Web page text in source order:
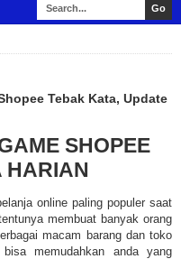
Tebak Kata, Update
SHOPEE
HARIAN
online paling populer saat
membuat banyak orang
macam barang dan toko
memudahkan anda yang